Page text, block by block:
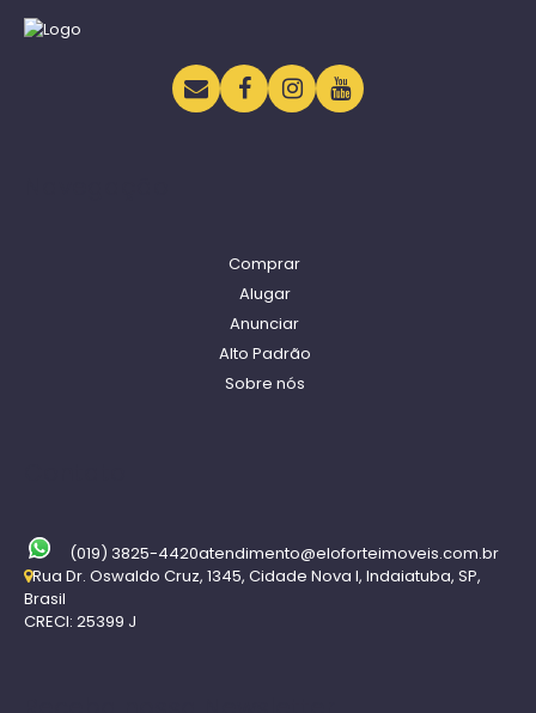
Comprar
Alugar
Anunciar
Alto Padrão
Sobre nós
(019) 3825-4420atendimento@eloforteimoveis.com.br
Rua Dr. Oswaldo Cruz, 1345, Cidade Nova I, Indaiatuba, SP,
Brasil
CRECI: 25399 J